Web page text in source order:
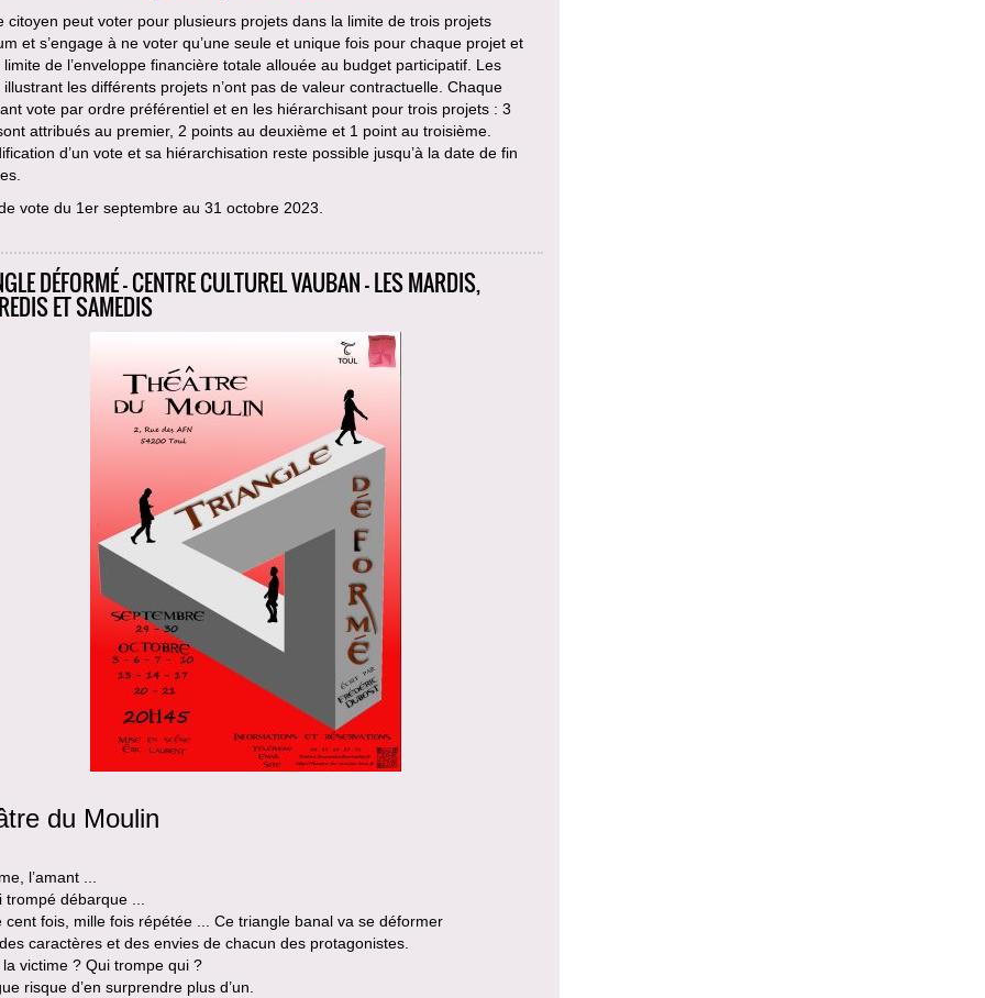
citoyen peut voter pour plusieurs projets dans la limite de trois projets
et s’engage à ne voter qu’une seule et unique fois pour chaque projet et
limite de l’enveloppe financière totale allouée au budget participatif. Les
illustrant les différents projets n’ont pas de valeur contractuelle. Chaque
vote par ordre préférentiel et en les hiérarchisant pour trois projets : 3
attribués au premier, 2 points au deuxième et 1 point au troisième.
d’un vote et sa hiérarchisation reste possible jusqu’à la date de fin
vote du 1er septembre au 31 octobre 2023.
DÉFORMÉ - CENTRE CULTUREL VAUBAN - LES MARDIS,
ET SAMEDIS
du Moulin
l’amant ...
trompé débarque ...
cent fois, mille fois répétée ... Ce triangle banal va se déformer
caractères et des envies de chacun des protagonistes.
victime ? Qui trompe qui ?
risque d’en surprendre plus d’un.